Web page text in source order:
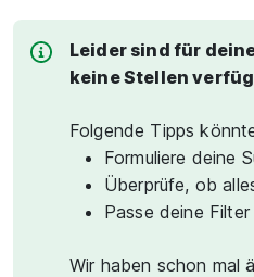
Leider sind für
keine Stellen
Folgende Tipps
Formuliere deine
Überprüfe, ob
Passe deine Filter
Wir haben schon mal